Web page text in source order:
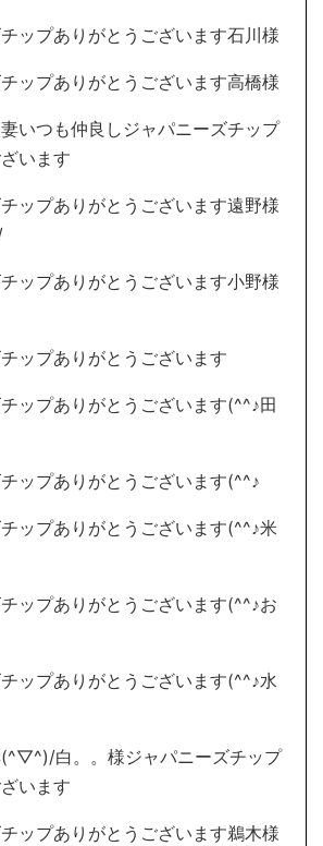
ップありがとうございます石川様
ップありがとうございます高橋様
いつも仲良しジャパニーズチップ
います
ップありがとうございます遠野様
ップありがとうございます小野様
ップありがとうございます
ップありがとうございます(^^♪田
ップありがとうございます(^^♪
ップありがとうございます(^^♪米
ップありがとうございます(^^♪お
ップありがとうございます(^^♪水
白。。様ジャパニーズチップ
います
ップありがとうございます鵜木様